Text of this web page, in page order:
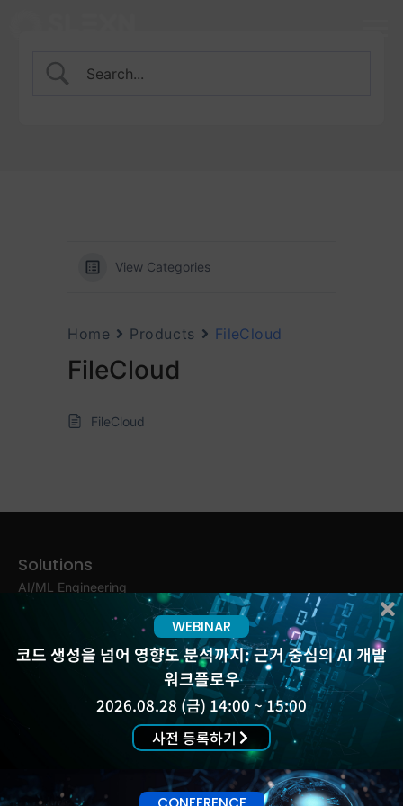
View Categories
Home Products FileCloud
FileCloud
FileCloud
Solutions
AI/ML Engineering
ALM Engineering
Testing & Security
Experience Platform
About Us
Products
Customers
Blog
Events
Insight Report
Contact
(유)슬렉슨
서울 강서구 양천로
583 (우림블루나인) A-
2003,4
02-555-4887, 4847
WEBINAR
코드 생성을 넘어 영향도 분석까지: 근거 중심의 AI 개발
워크플로우
2026.08.28 (금) 14:00 ~ 15:00
사전 등록하기